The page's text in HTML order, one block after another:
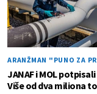
ARANŽMAN "PUNO ZA
JANAF i MOL
Više od dva miliona